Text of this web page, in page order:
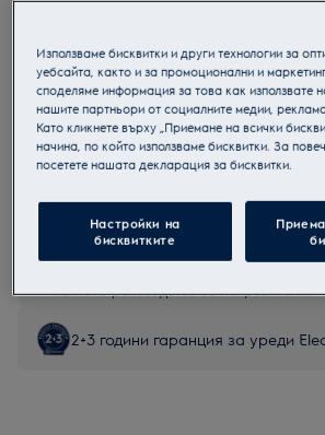
Съдомиялна за
Продуктов информационен лист
Инструкциите за безопасност и
безопасност съгласно регламент на ЕС
изброени в глава 1 и 2 на
пълното ръководство за потребителя.
2+3 години гаранция за уреди
Използваме бисквитки и други технологии за
уебсайта, както и за промоционални и
споделяме информация за това как използвате
нашите партньори от социалните медии,
Като кликнете върху „Приемане на всички
начина, по който използваме бисквитки. За
посетете нашата декларация за бисквитки.
Настройки на
бисквитките